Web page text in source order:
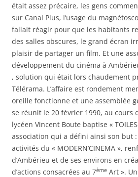
était assez précaire, les gens
sur Canal Plus, l’usage du
fallait réagir pour que les habitants
des salles obscures, le grand écran
plaisir de partager un film. Et une
développement du cinéma à
, solution qui était lors chaudement
Télérama. L’affaire est rondement
oreille fonctionne et une assemblée
se réunit le 20 février 1990, au cours
lycéen Vincent Boute baptise «
association qui a défini ainsi son but
activités du « MODERN’CINEMA »,
d’Ambérieu et de ses environs en
d’actions consacrées au 7ème Art ».